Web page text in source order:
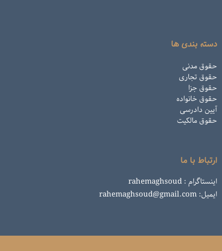
دسته بندی ها
حقوق مدنی
حقوق تجاری
حقوق جزا
حقوق خانواده
آیین دادرسی
حقوق مالکیت
ارتباط با ما
اینستاگرام : rahemaghsoud
ایمیل: rahemaghsoud@gmail.com